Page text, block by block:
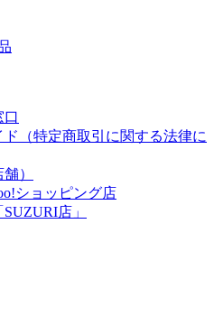
口
（特定商取引に関する法律に
）
ショッピング店
店」